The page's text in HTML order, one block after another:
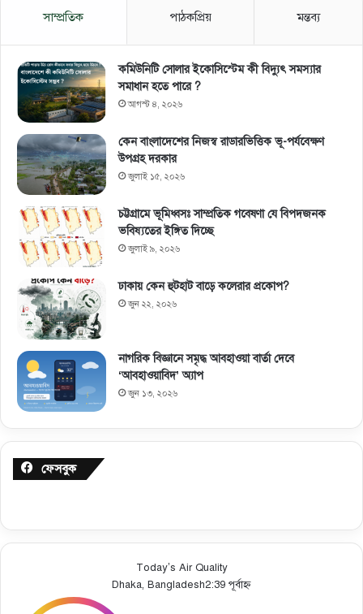
সাম্প্রতিক পাঠকপ্রিয় মন্তব্য
কমিউনিটি সোলার ইকোসিস্টেম কী বিদ্যুৎ সমস্যার
সমাধান হতে পারে ?
আগস্ট ৪, ২০২৬
কেন বাংলাদেশের নিজস্ব রাডারভিত্তিক ভূ-পর্যবেক্ষণ
উপগ্রহ দরকার
জুলাই ১৫, ২০২৬
চট্টগ্রামে ভূমিধ্বসঃ সাম্প্রতিক গবেষণা যে বিপদজনক
ভবিষ্যতের ইঙ্গিত দিচ্ছে
জুলাই ৯, ২০২৬
ঢাকায় কেন হুটহাট বাড়ে কলেরার প্রকোপ?
জুন ২২, ২০২৬
নাগরিক বিজ্ঞানে সমৃদ্ধ আবহাওয়া বার্তা দেবে
‘আবহাওয়াবিদ’ অ্যাপ
জুন ১৩, ২০২৬
ফেসবুক
Today’s Air Quality
Dhaka, Bangladesh2:39 পূর্বাহ্ন